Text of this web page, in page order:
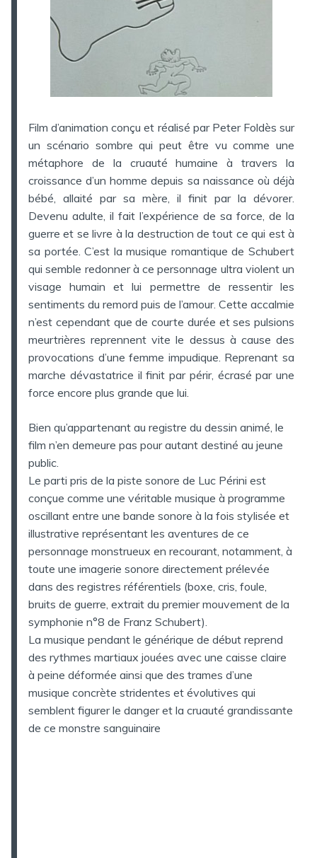
Film d’animation conçu et réalisé par Peter Foldès sur
un scénario sombre qui peut être vu comme une
métaphore de la cruauté humaine à travers la
croissance d’un homme depuis sa naissance où déjà
bébé, allaité par sa mère, il finit par la dévorer.
Devenu adulte, il fait l’expérience de sa force, de la
guerre et se livre à la destruction de tout ce qui est à
sa portée. C’est la musique romantique de Schubert
qui semble redonner à ce personnage ultra violent un
visage humain et lui permettre de ressentir les
sentiments du remord puis de l’amour. Cette accalmie
n’est cependant que de courte durée et ses pulsions
meurtrières reprennent vite le dessus à cause des
provocations d’une femme impudique. Reprenant sa
marche dévastatrice il finit par périr, écrasé par une
force encore plus grande que lui.
Bien qu’appartenant au registre du dessin animé, le
film n’en demeure pas pour autant destiné au jeune
public.
Le parti pris de la piste sonore de Luc Périni est
conçue comme une véritable musique à programme
oscillant entre une bande sonore à la fois stylisée et
illustrative représentant les aventures de ce
personnage monstrueux en recourant, notamment, à
toute une imagerie sonore directement prélevée
dans des registres référentiels (boxe, cris, foule,
bruits de guerre, extrait du premier mouvement de la
symphonie n°8 de Franz Schubert).
La musique pendant le générique de début reprend
des rythmes martiaux jouées avec une caisse claire
à peine déformée ainsi que des trames d’une
musique concrète stridentes et évolutives qui
semblent figurer le danger et la cruauté grandissante
de ce monstre sanguinaire